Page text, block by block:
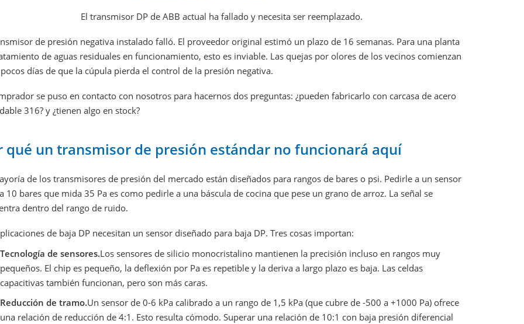
El transmisor DP de ABB actual ha fallado y necesita ser reemplazado.
de presión negativa instalado falló. El proveedor original estimó un plazo de 16 semanas. Para una planta
de aguas residuales en funcionamiento, esto es inviable. Las quejas por olores de los vecinos comienzan
días de que la cúpula pierda el control de la presión negativa.
se puso en contacto con nosotros para hacernos dos preguntas: ¿pueden fabricarlo con carcasa de acero
316? y ¿tienen algo en stock?
qué un transmisor de presión estándar no funcionará aquí
de los transmisores de presión del mercado están diseñados para rangos de bares o psi. Pedirle a un sensor
10 bares que mida 35 Pa es como pedirle a una báscula de cocina que pese un grano de arroz. La señal se
dentro del rango de ruido.
de baja DP necesitan un sensor diseñado para baja DP. Tres cosas importan:
Tecnología de sensores.Los sensores de silicio monocristalino mantienen la precisión incluso en rangos muy
pequeños. El chip es pequeño, la deflexión por Pa es repetible y la deriva a largo plazo es baja. Las celdas
capacitivas también funcionan, pero son más caras.
Reducción de tramo.Un sensor de 0-6 kPa calibrado a un rango de 1,5 kPa (que cubre de -500 a +1000 Pa) ofrece
una relación de reducción de 4:1. Esto resulta cómodo. Superar una relación de 10:1 con baja presión diferencial